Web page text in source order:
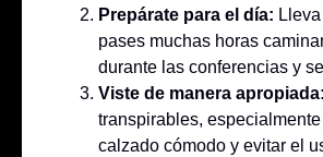
Prepárate para el día:
pases muchas horas
durante las conferencias y
Viste de manera apropiada:
transpirables,
calzado cómodo y evitar el